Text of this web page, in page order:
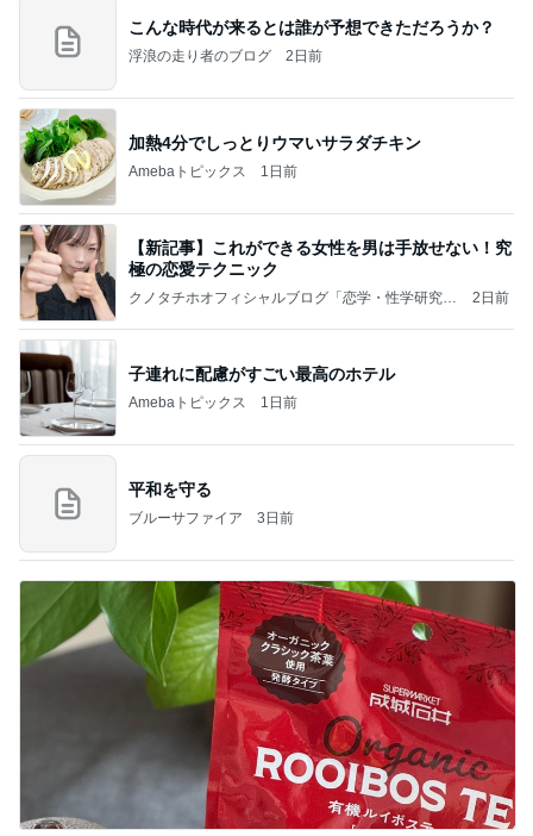
こんな時代が来るとは誰が予想できただろうか？
浮浪の走り者のブログ 2日前
加熱4分でしっとりウマいサラダチキン
Amebaトピックス 1日前
【新記事】これができる女性を男は手放せない！究
極の恋愛テクニック
クノタチホオフィシャルブログ「恋学・性学研究
2日前
子連れに配慮がすごい最高のホテル
Amebaトピックス 1日前
平和を守る
ブルーサファイア 3日前